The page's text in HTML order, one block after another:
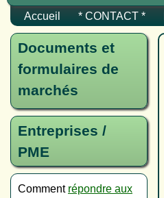
Accueil * CONTACT *
Documents et
formulaires de
marchés
Entreprises /
PME
Comment répondre aux